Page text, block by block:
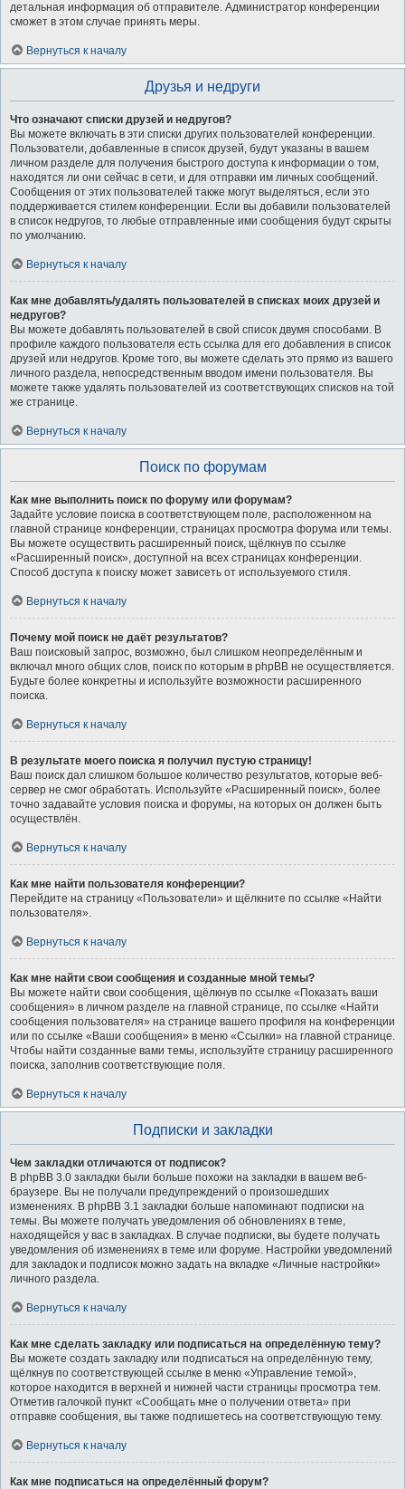
детальная информация об отправителе. Администратор конференции
сможет в этом случае принять меры.
Вернуться к началу
Друзья и недруги
Что означают списки друзей и недругов?
Вы можете включать в эти списки других пользователей конференции.
Пользователи, добавленные в список друзей, будут указаны в вашем
личном разделе для получения быстрого доступа к информации о том,
находятся ли они сейчас в сети, и для отправки им личных сообщений.
Сообщения от этих пользователей также могут выделяться, если это
поддерживается стилем конференции. Если вы добавили пользователей
в список недругов, то любые отправленные ими сообщения будут скрыты
по умолчанию.
Вернуться к началу
Как мне добавлять/удалять пользователей в списках моих друзей и
недругов?
Вы можете добавлять пользователей в свой список двумя способами. В
профиле каждого пользователя есть ссылка для его добавления в список
друзей или недругов. Кроме того, вы можете сделать это прямо из вашего
личного раздела, непосредственным вводом имени пользователя. Вы
можете также удалять пользователей из соответствующих списков на той
же странице.
Вернуться к началу
Поиск по форумам
Как мне выполнить поиск по форуму или форумам?
Задайте условие поиска в соответствующем поле, расположенном на
главной странице конференции, страницах просмотра форума или темы.
Вы можете осуществить расширенный поиск, щёлкнув по ссылке
«Расширенный поиск», доступной на всех страницах конференции.
Способ доступа к поиску может зависеть от используемого стиля.
Вернуться к началу
Почему мой поиск не даёт результатов?
Ваш поисковый запрос, возможно, был слишком неопределённым и
включал много общих слов, поиск по которым в phpBB не осуществляется.
Будьте более конкретны и используйте возможности расширенного
поиска.
Вернуться к началу
В результате моего поиска я получил пустую страницу!
Ваш поиск дал слишком большое количество результатов, которые веб-
сервер не смог обработать. Используйте «Расширенный поиск», более
точно задавайте условия поиска и форумы, на которых он должен быть
осуществлён.
Вернуться к началу
Как мне найти пользователя конференции?
Перейдите на страницу «Пользователи» и щёлкните по ссылке «Найти
пользователя».
Вернуться к началу
Как мне найти свои сообщения и созданные мной темы?
Вы можете найти свои сообщения, щёлкнув по ссылке «Показать ваши
сообщения» в личном разделе на главной странице, по ссылке «Найти
сообщения пользователя» на странице вашего профиля на конференции
или по ссылке «Ваши сообщения» в меню «Ссылки» на главной странице.
Чтобы найти созданные вами темы, используйте страницу расширенного
поиска, заполнив соответствующие поля.
Вернуться к началу
Подписки и закладки
Чем закладки отличаются от подписок?
В phpBB 3.0 закладки были больше похожи на закладки в вашем веб-
браузере. Вы не получали предупреждений о произошедших
изменениях. В phpBB 3.1 закладки больше напоминают подписки на
темы. Вы можете получать уведомления об обновлениях в теме,
находящейся у вас в закладках. В случае подписки, вы будете получать
уведомления об изменениях в теме или форуме. Настройки уведомлений
для закладок и подписок можно задать на вкладке «Личные настройки»
личного раздела.
Вернуться к началу
Как мне сделать закладку или подписаться на определённую тему?
Вы можете создать закладку или подписаться на определённую тему,
щёлкнув по соответствующей ссылке в меню «Управление темой»,
которое находится в верхней и нижней части страницы просмотра тем.
Отметив галочкой пункт «Сообщать мне о получении ответа» при
отправке сообщения, вы также подпишетесь на соответствующую тему.
Вернуться к началу
Как мне подписаться на определённый форум?